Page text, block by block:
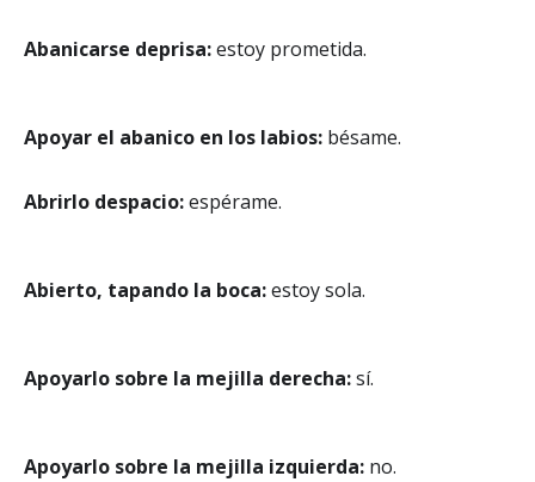
Abanicarse deprisa:estoy prometida.
Apoyar el abanico en los labios: bésame.
Abrirlo despacio:espérame.
Abierto, tapando la boca:estoy sola.
Apoyarlo sobre la mejilla derecha:sí.
Apoyarlo sobre la mejilla izquierda: no.